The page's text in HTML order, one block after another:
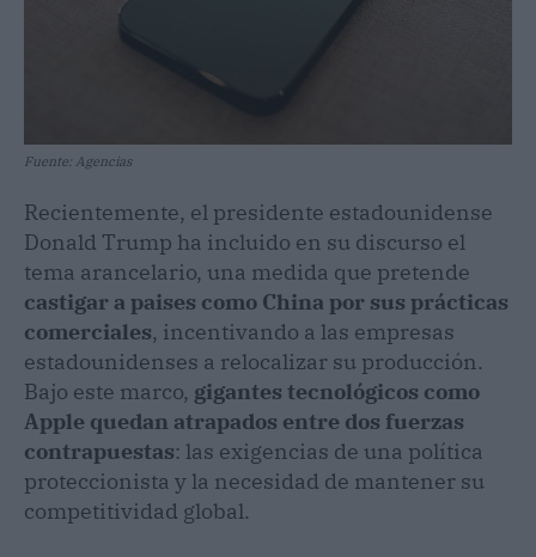
Fuente: Agencias
Recientemente, el presidente estadounidense
Donald Trump ha incluido en su discurso el
tema arancelario, una medida que pretende
castigar a paises como China por sus prácticas
comerciales, incentivando a las empresas
estadounidenses a relocalizar su producción.
Bajo este marco, gigantes tecnológicos como
Apple quedan atrapados entre dos fuerzas
contrapuestas: las exigencias de una política
proteccionista y la necesidad de mantener su
competitividad global.